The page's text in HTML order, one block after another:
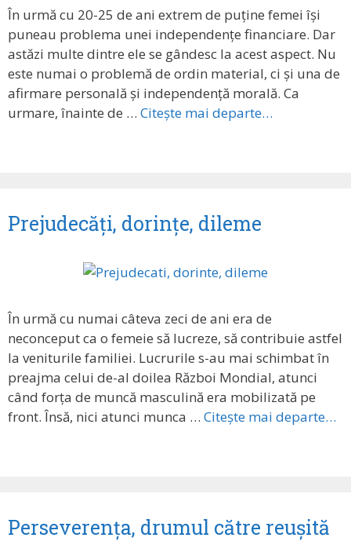
În urmă cu 20-25 de ani extrem de puține femei își
puneau problema unei independențe financiare. Dar
astăzi multe dintre ele se gândesc la acest aspect. Nu
este numai o problemă de ordin material, ci și una de
afirmare personală și independență morală. Ca
urmare, înainte de … Citește mai departe…
Prejudecăți, dorințe, dileme
În urmă cu numai câteva zeci de ani era de
neconceput ca o femeie să lucreze, să contribuie astfel
la veniturile familiei. Lucrurile s-au mai schimbat în
preajma celui de-al doilea Război Mondial, atunci
când forța de muncă masculină era mobilizată pe
front. Însă, nici atunci munca … Citește mai departe…
Perseverența, drumul către reușită